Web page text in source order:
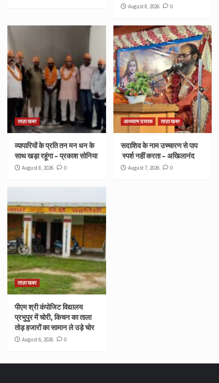
August 8, 2026 0
ताज़ा खबर
व्यापारियों के प्रति तन मन धन के
साथ खड़ा रहूंगा – प्रकाश सोनिया
August 8, 2026 0
आध्यात्म दस्तक ताज़ा खबर
सदाशिव के नाम उच्चारण से पाप
स्पर्श नहीं करता – अखिलानंद
August 7, 2026 0
ताज़ा खबर
पीएम श्री कंपोजिट विद्यालय
प्रभुपुर में चोरी, किचन का ताला
तोड़ हजारों का सामान ले उड़े चोर
August 6, 2026 0